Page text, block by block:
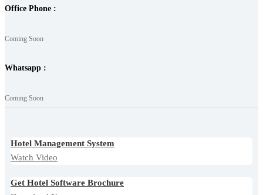
Office Phone :
Coming Soon
Whatsapp :
Coming Soon
Hotel Management System
Watch Video
Get Hotel Software Brochure